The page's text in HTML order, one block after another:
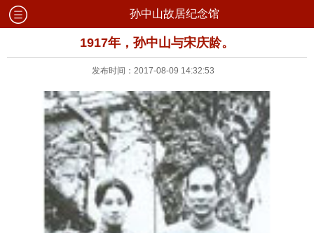
孙中山故居纪念馆
1917年，孙中山与宋庆龄。
发布时间：2017-08-09 14:32:53